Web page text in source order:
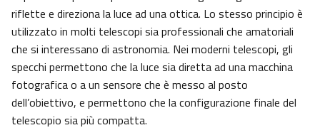
riflette e direziona la luce ad una ottica. Lo stesso principio è
utilizzato in molti telescopi sia professionali che amatoriali
che si interessano di astronomia. Nei moderni telescopi, gli
specchi permettono che la luce sia diretta ad una macchina
fotografica o a un sensore che è messo al posto
dell’obiettivo, e permettono che la configurazione finale del
telescopio sia più compatta.